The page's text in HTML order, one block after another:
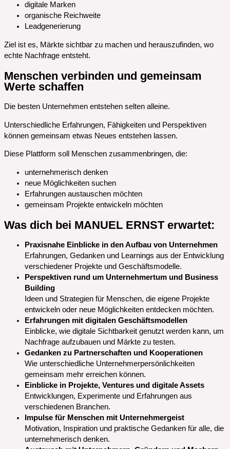
digitale Marken
organische Reichweite
Leadgenerierung
Ziel ist es, Märkte sichtbar zu machen und herauszufinden, wo
echte Nachfrage entsteht.
Menschen verbinden und gemeinsam
Werte schaffen
Die besten Unternehmen entstehen selten alleine.
Unterschiedliche Erfahrungen, Fähigkeiten und Perspektiven
können gemeinsam etwas Neues entstehen lassen.
Diese Plattform soll Menschen zusammenbringen, die:
unternehmerisch denken
neue Möglichkeiten suchen
Erfahrungen austauschen möchten
gemeinsam Projekte entwickeln möchten
Was dich bei MANUEL ERNST erwartet:
Praxisnahe Einblicke in den Aufbau von Unternehmen
Erfahrungen, Gedanken und Learnings aus der Entwicklung
verschiedener Projekte und Geschäftsmodelle.
Perspektiven rund um Unternehmertum und Business
Building
Ideen und Strategien für Menschen, die eigene Projekte
entwickeln oder neue Möglichkeiten entdecken möchten.
Erfahrungen mit digitalen Geschäftsmodellen
Einblicke, wie digitale Sichtbarkeit genutzt werden kann, um
Nachfrage aufzubauen und Märkte zu testen.
Gedanken zu Partnerschaften und Kooperationen
Wie unterschiedliche Unternehmerpersönlichkeiten
gemeinsam mehr erreichen können.
Einblicke in Projekte, Ventures und digitale Assets
Entwicklungen, Experimente und Erfahrungen aus
verschiedenen Branchen.
Impulse für Menschen mit Unternehmergeist
Motivation, Inspiration und praktische Gedanken für alle, die
unternehmerisch denken.